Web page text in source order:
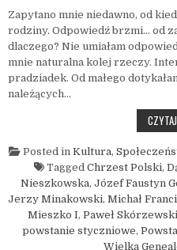
Zapytano mnie niedawno, od
rodziny. Odpowiedź brzmi… od
dlaczego? Nie umiałam
mnie naturalna kolej rzeczy.
pradziadek. Od małego
należących…
Posted in Kultura,
Tagged Chrzest Polski,
Nieszkowska, Józef Faustyn
Jerzy Minakowski, Michał
Mieszko I, Paweł Skórzewski
powstanie styczniowe,
Wielka